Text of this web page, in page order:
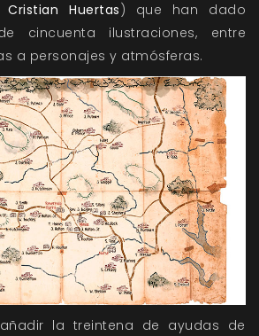
Cristian Huertas ) que han dado
cincuenta ilustraciones, entre
a personajes y atmósferas.
la treintena de ayudas de